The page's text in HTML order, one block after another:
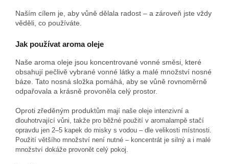
Naším cílem je, aby vůně dělala radost – a zároveň jste vždy
věděli, co používáte.
Jak používat aroma oleje
Naše aroma oleje jsou koncentrované vonné směsi, které
obsahují pečlivě vybrané vonné látky a malé množství nosné
báze. Tato nosná složka pomáhá, aby se vůně rovnoměrně
odpařovala a krásně provoněla celý prostor.
Oproti zředěným produktům mají naše oleje intenzivní a
dlouhotrvající vůni, takže pro běžné použití v aromalampě stačí
opravdu jen 2–5 kapek do misky s vodou – dle velikosti místnosti.
Použití většího množství není nutné – koncentrát je silný a i malé
množství dokáže provonět celý pokoj.